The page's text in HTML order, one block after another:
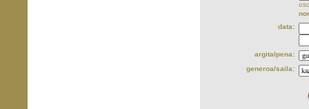
data:
argitalpena:
generoa/saila: